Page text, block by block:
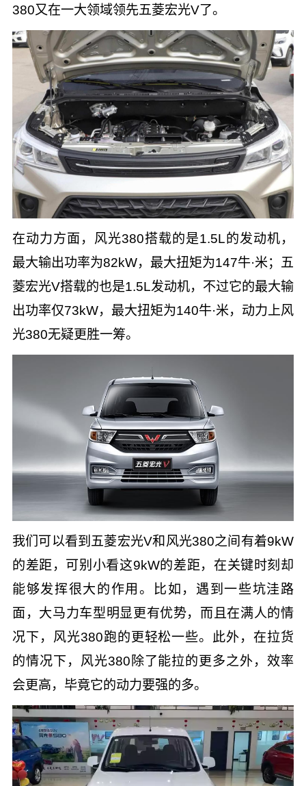
380又在一大领域领先五菱宏光V了。
在动力方面，风光380搭载的是1.5L的发动机，
最大输出功率为82kW，最大扭矩为147牛·米；五
菱宏光V搭载的也是1.5L发动机，不过它的最大输
出功率仅73kW，最大扭矩为140牛·米，动力上风
光380无疑更胜一筹。
我们可以看到五菱宏光V和风光380之间有着9kW
的差距，可别小看这9kW的差距，在关键时刻却
能够发挥很大的作用。比如，遇到一些坑洼路
面，大马力车型明显更有优势，而且在满人的情
况下，风光380跑的更轻松一些。此外，在拉货
的情况下，风光380除了能拉的更多之外，效率
会更高，毕竟它的动力要强的多。